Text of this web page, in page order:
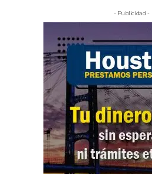
- Publicidad -